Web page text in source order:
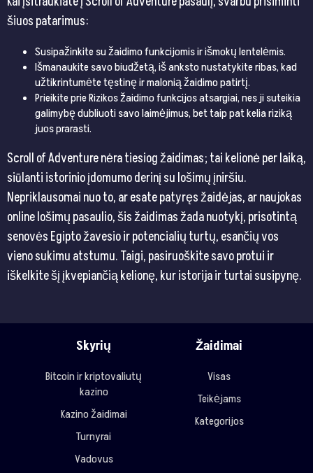
šiuos patarimus:
Susipažinkite su žaidimo funkcijomis ir išmokų lentelėmis.
Išmanaukite savo biudžetą, iš anksto nustatykite ribas, kad
užtikrintumėte tęstinę ir malonią žaidimo patirtį.
Prieikite prie Rizikos žaidimo funkcijos atsargiai, nes ji suteikia
galimybę dubliuoti savo laimėjimus, bet taip pat kelia riziką
juos prarasti.
Scroll of Adventure nėra tiesiog žaidimas; tai kelionė per laiką,
siūlanti istorinio įdomumo derinį su lošimų įniršiu.
Nepriklausomai nuo to, ar esate patyręs žaidėjas, ar naujokas
online lošimų pasaulio, šis žaidimas žada nuotykį, prisotintą
senovės Egipto žavesio ir potencialių turtų, esančių vos
vieno sukimu atstumu. Taigi, pasiruoškite savo protui ir
iškelkite šį įkvepiančią kelionę, kur istorija ir turtai susipynę.
Skyrių
Bitcoin ir kriptovaliutų
kazino
Kazino žaidimai
Turnyrai
Vadovus
Žaidimai
Visas
Teikėjams
Kategorijos